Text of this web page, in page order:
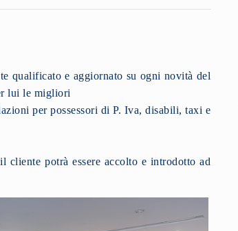
qualificato e aggiornato su ogni novità del
lui le migliori
per possessori di P. Iva, disabili, taxi e
cliente potrà essere accolto e introdotto ad